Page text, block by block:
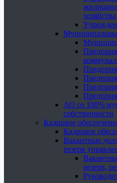
хозяйства
АО со 100%
собственности
Кадровое
Кадровое
Вакантные
резерв
резерв,